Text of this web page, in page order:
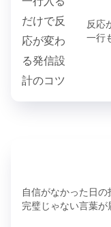
反応
一行
自信がなかった日の
完璧じゃない言葉